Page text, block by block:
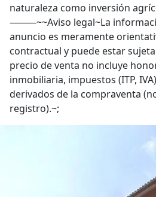
naturaleza como inversión
⸻~~Aviso legal~La
anuncio es meramente
contractual y puede estar
precio de venta no incluye
inmobiliaria, impuestos (ITP,
derivados de la compraventa
registro).~;